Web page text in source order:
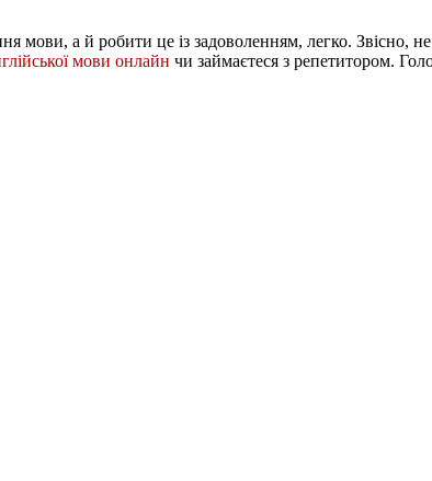
мови, а й робити це із задоволенням, легко. Звісно,
мови онлайн чи займаєтеся з репетитором.